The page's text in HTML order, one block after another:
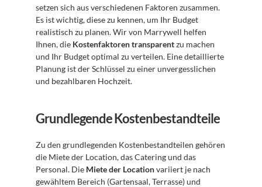
setzen sich aus verschiedenen Faktoren zusammen.
Es ist wichtig, diese zu kennen, um Ihr Budget
realistisch zu planen. Wir von Marrywell helfen
Ihnen, die Kostenfaktoren transparent zu machen
und Ihr Budget optimal zu verteilen. Eine detaillierte
Planung ist der Schlüssel zu einer unvergesslichen
und bezahlbaren Hochzeit.
Grundlegende Kostenbestandteile
Zu den grundlegenden Kostenbestandteilen gehören
die Miete der Location, das Catering und das
Personal. Die Miete der Location variiert je nach
gewähltem Bereich (Gartensaal, Terrasse) und